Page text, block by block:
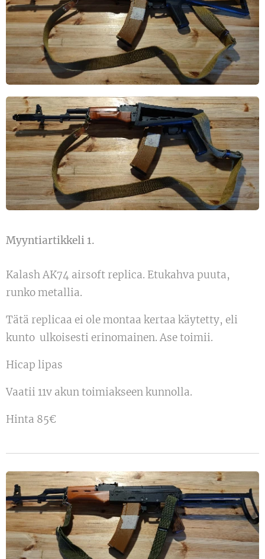
Myyntiartikkeli 1.
Kalash AK74 airsoft replica. Etukahva puuta,
runko metallia.
Tätä replicaa ei ole montaa kertaa käytetty, eli
kunto ulkoisesti erinomainen. Ase toimii.
Hicap lipas
Vaatii 11v akun toimiakseen kunnolla.
Hinta 85€